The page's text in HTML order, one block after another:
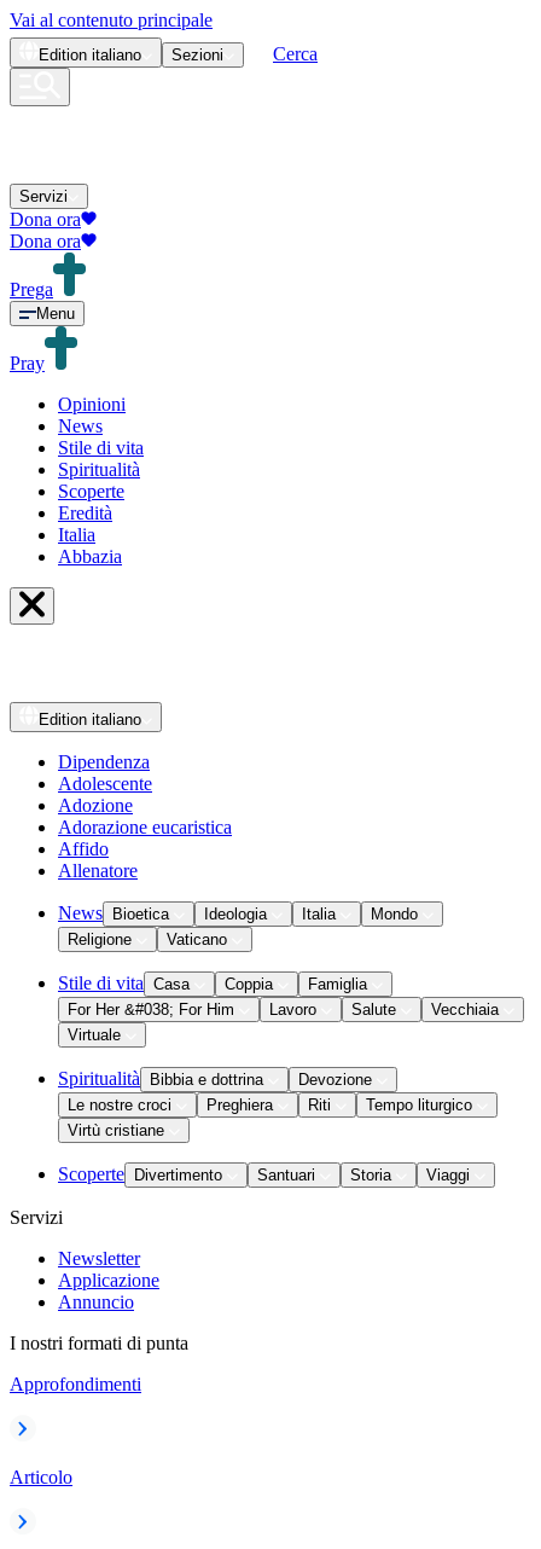
Vai al contenuto principale
Edition italiano Sezioni Cerca
Servizi
Dona ora
Dona ora
Prega
Menu
Pray
Opinioni
News
Stile di vita
Spiritualità
Scoperte
Eredità
Italia
Abbazia
Edition italiano
Dipendenza
Adolescente
Adozione
Adorazione eucaristica
Affido
Allenatore
News Bioetica Ideologia Italia
Mondo
Religione
Vaticano
Stile di vita Casa Coppia
Famiglia
For Her &#038; For Him
Lavoro Salute
Vecchiaia
Virtuale
Spiritualità Bibbia e dottrina
Devozione
Le nostre croci
Preghiera Riti
Tempo liturgico
Virtù cristiane
Scoperte Divertimento Santuari Storia Viaggi
Servizi
Newsletter
Applicazione
Annuncio
I nostri formati di punta
Approfondimenti
Articolo